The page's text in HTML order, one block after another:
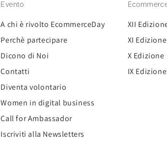
Evento
A chi è rivolto EcommerceDay
Perchè partecipare
Dicono di Noi
Contatti
Diventa volontario
Women in digital business
Call for Ambassador
Iscriviti alla Newsletters
XII
XI Edizione
X Edizione
IX Edizione